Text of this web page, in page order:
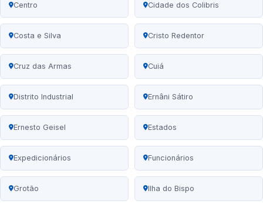
Centro Cidade dos Colibris
Costa e Silva Cristo Redentor
Cruz das Armas Cuiá
Distrito Industrial Ernâni Sátiro
Ernesto Geisel Estados
Expedicionários Funcionários
Grotão Ilha do Bispo